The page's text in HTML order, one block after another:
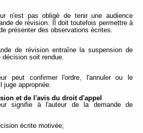
n'est pas obligé de tenir une audience
de révision. Il doit toutefois permettre à
présenter des observations écrites.
de révision entraîne la suspension de
décision soit rendue.
peut confirmer l'ordre, l'annuler ou le
juge appropriée.
et de l'avis du droit d'appel
signifie à l'auteur de la demande de
écrite motivée;